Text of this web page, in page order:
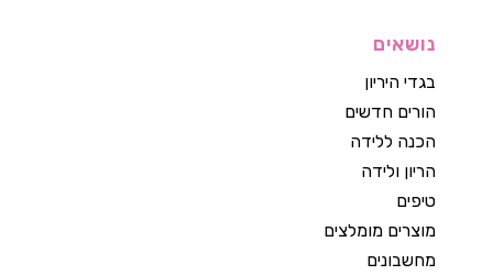
נושאים
בגדי היריון
הורים חדשים
הכנה ללידה
הריון ולידה
טיפים
מוצרים מומלצים
מחשבונים